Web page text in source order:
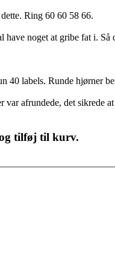
Ring 60 60 58 66.
noget at gribe fat i.
labels. Runde hjørner
afrundede, det
tilføj til kurv.